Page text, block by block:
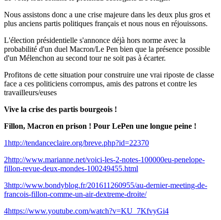
Nous assistons donc a une crise majeure dans les deux plus gros et
plus anciens partis politiques français et nous nous en réjouissons.
L'élection présidentielle s'annonce déjà hors norme avec la
probabilité d'un duel Macron/Le Pen bien que la présence possible
d'un Mélenchon au second tour ne soit pas à écarter.
Profitons de cette situation pour construire une vrai riposte de classe
face a ces politiciens corrompus, amis des patrons et contre les
travailleurs/euses
Vive la crise des partis bourgeois !
Fillon, Macron en prison ! Pour LePen une longue peine !
1http://tendanceclaire.org/breve.php?id=22370
2http://www.marianne.net/voici-les-2-notes-100000eu-penelope-
fillon-revue-deux-mondes-100249455.html
3http://www.bondyblog.fr/201611260955/au-dernier-meeting-de-
francois-fillon-comme-un-air-dextreme-droite/
4https://www.youtube.com/watch?v=KU_7KfvyGi4